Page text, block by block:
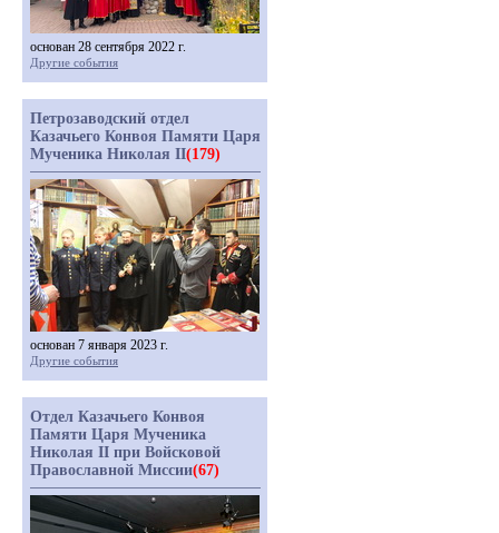
основан 28 сентября 2022 г.
Другие события
Петрозаводский отдел
Казачьего Конвоя Памяти Царя
Мученика Николая II(179)
основан 7 января 2023 г.
Другие события
Отдел Казачьего Конвоя
Памяти Царя Мученика
Николая II при Войсковой
Православной Миссии(67)